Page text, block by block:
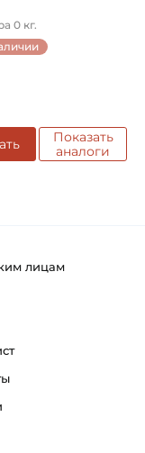
0 кг.
Показать
аналоги
лицам